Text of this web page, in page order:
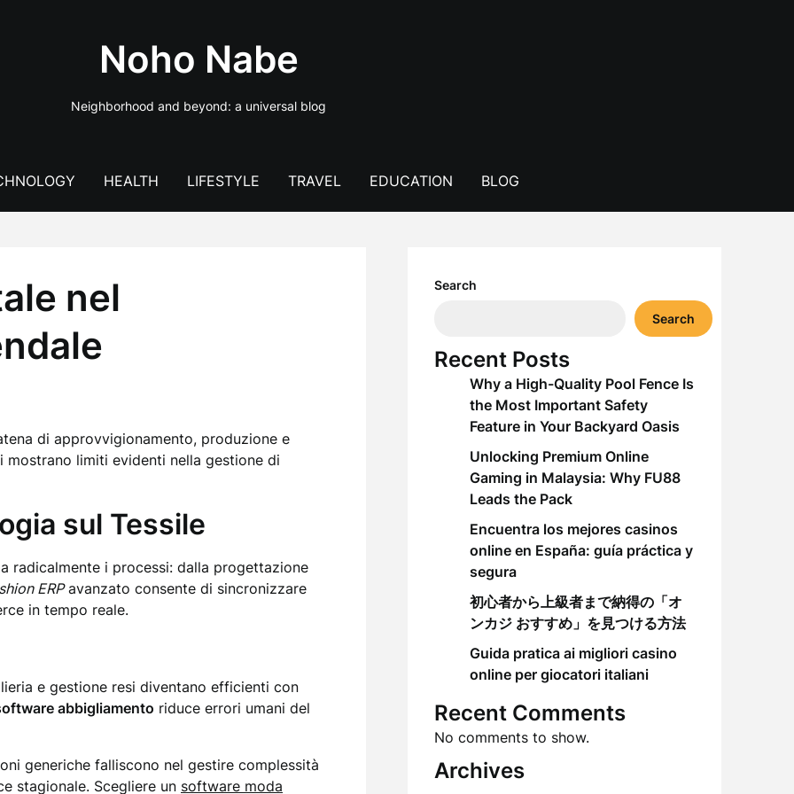
Noho Nabe
Neighborhood and beyond: a universal blog
HEALTH LIFESTYLE TRAVEL EDUCATION BLOG
nel
di approvvigionamento, produzione e
limiti evidenti nella gestione di
sul Tessile
radicalmente i processi: dalla progettazione
ERPavanzato consente di sincronizzare
in tempo reale.
e gestione resi diventano efficienti con
abbigliamento riduce errori umani del
generiche falliscono nel gestire complessità
stagionale. Scegliere un software moda
Search
Search
Recent Posts
Why a High-Quality Pool Fence Is
the Most Important Safety
Feature in Your Backyard Oasis
Unlocking Premium Online
Gaming in Malaysia: Why FU88
Leads the Pack
Encuentra los mejores casinos
online en España: guía práctica y
segura
初心者から上級者まで納得の「オ
ンカジ おすすめ」を見つける方法
Guida pratica ai migliori casino
online per giocatori italiani
Recent Comments
No comments to show.
Archives